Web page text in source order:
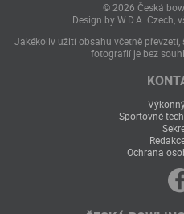
© 2026 Česká
Design by W.D.A. Czech,
Jakékoliv užití obsahu včetně
fotografií je bez
Sportovně
Ochrana